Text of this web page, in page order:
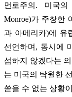
먼로주의. 미국
Monroe)가 주창한
과 아메리카)에 유
선언하며, 동시에
섭하지 않겠다는
는 미국의 탁월한
쏟을 수 없는 상황